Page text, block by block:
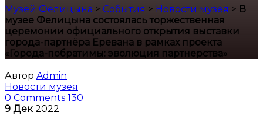
Музей Фелицына > События > Новости музея > В
музее Фелицына состоялась торжественная
церемонии официального открытия выставки
города-партнёра Еревана в рамках проекта
«Города-побратимы: эволюция партнерства»
Автор Admin
Новости музея
0 Comments 130
9 Дек 2022